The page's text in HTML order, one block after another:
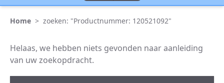
Home > zoeken: "Productnummer: 120521092"
Helaas, we hebben niets gevonden naar aanleiding
van uw zoekopdracht.